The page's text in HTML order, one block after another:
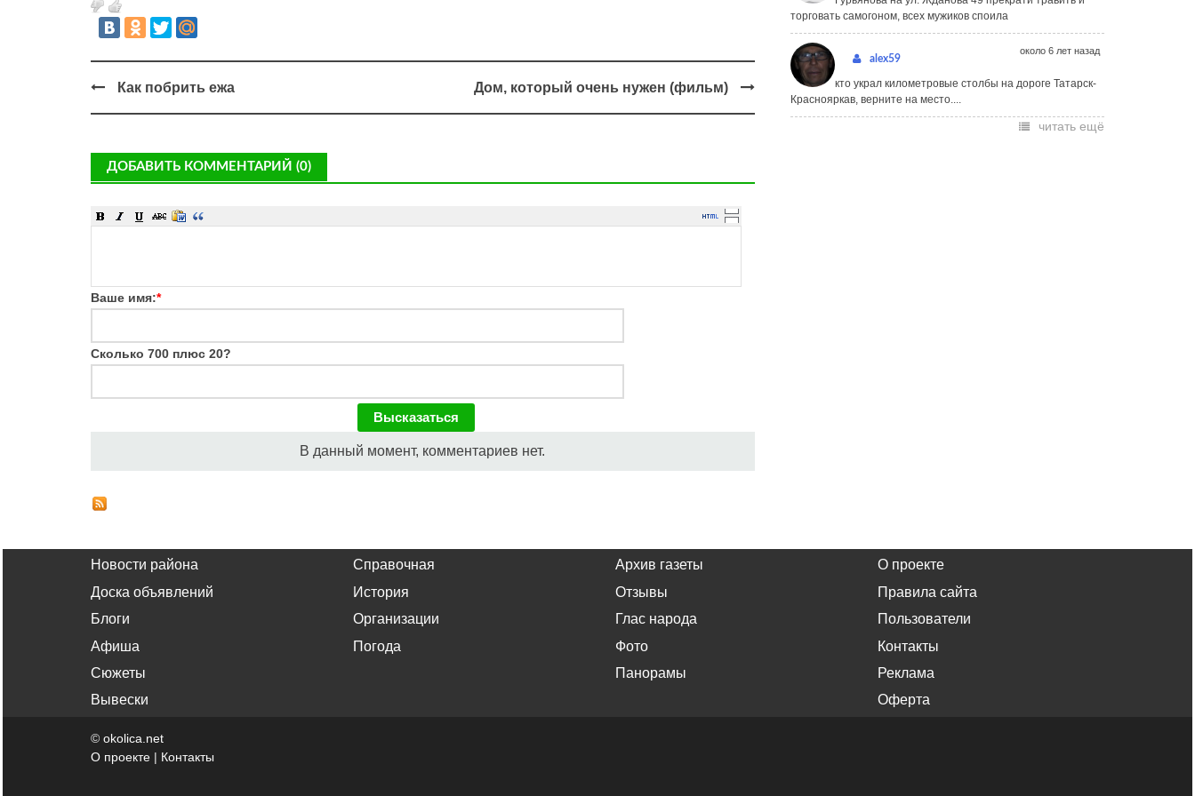
Как побрить ежа Дом, который очень нужен (фильм)
ДОБАВИТЬ КОММЕНТАРИЙ (0)
Ваше имя:*
Сколько 700 плюс 20?
В данный момент, комментариев нет.
торговать самогоном, всех мужиков споила
alex59
около 6 лет назад
кто украл километровые столбы на дороге Татарск-
Краснояркав, верните на место....
читать ещё
Новости района
Доска объявлений
Блоги
Афиша
Сюжеты
Вывески
Справочная
История
Организации
Погода
Архив газеты
Отзывы
Глас народа
Фото
Панорамы
О проекте
Правила сайта
Пользователи
Контакты
Реклама
Оферта
© okolica.net
О проекте | Контакты